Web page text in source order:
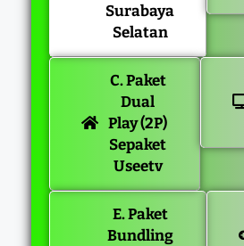
Surabaya
Selatan
C. Paket
Dual
Play (2P)
Sepaket
Useetv
E. Paket
Bundling